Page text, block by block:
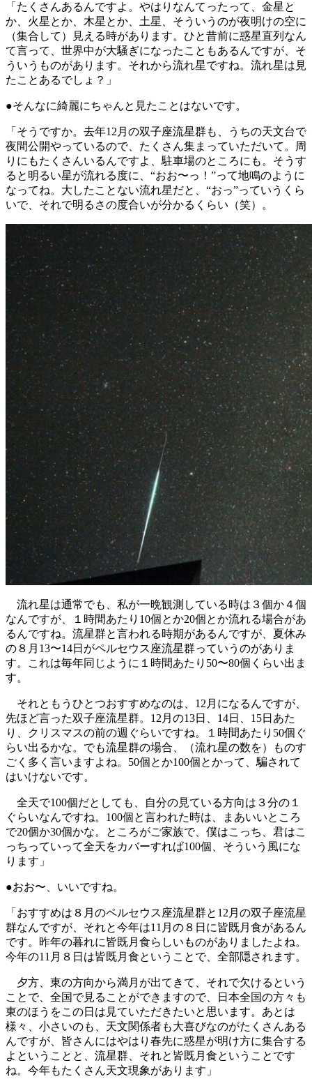
「たくさんあるんですよ。やはりなんてったって、金星と
か、火星とか、木星とか、土星、そういうのが夜明けの空に
（集合して）見える時があります。ひと昔前に惑星直列なん
て言って、世界中が大騒ぎになったこともあるんですが、そ
ういうものがあります。それから流れ星ですね。流れ星は見
たことあるでしょ？」
●そんなに綺麗にちゃんと見たことはないです。
「そうですか。去年12月の双子座流星群も、うちの天文台で
夜間公開やっているので、たくさん集まっていただいて。周
りにもたくさんいるんですよ、駐車場のところにも。そうす
ると明るい星が流れる度に、“おお〜っ！”って地鳴のように
なってね。大したことない流れ星だと、“おっ”っていうくら
いで、それで明るさの度合いが分かるくらい（笑）。
流れ星は通常でも、私が一晩観測している時は３個か４個
なんですが、１時間あたり10個とか20個とか流れる場合があ
るんですね。流星群と言われる時期があるんですが、夏休み
の８月13〜14日がペルセウス座流星群っていうのがありま
す。これは毎年同じように１時間あたり50〜80個くらい出ま
す。
それともうひとつおすすめなのは、12月になるんですが、
先ほど言った双子座流星群。12月の13日、14日、15日あた
り、クリスマスの前の週ぐらいですね。１時間あたり50個ぐ
らい出るかな。でも流星群の場合、（流れ星の数を）ものす
ごく多く言いますよね。50個とか100個とかって、騙されて
はいけないです。
全天で100個だとしても、自分の見ている方向は３分の１
ぐらいなんですね。100個と言われた時は、まあいいところ
で20個か30個かな。ところがご家族で、僕はこっち、君はこ
っちっていって全天をカバーすれば100個、そういう風にな
ります」
●おお〜、いいですね。
「おすすめは８月のペルセウス座流星群と12月の双子座流星
群なんですが、それと今年は11月の８日に皆既月食があるん
です。昨年の暮れに皆既月食らしいものがありましたよね。
今年の11月８日は皆既月食ということで、全部隠されます。
夕方、東の方向から満月が出てきて、それで欠けるという
ことで、全国で見ることができますので、日本全国の方々も
東のほうをこの日は見ていただきたいと思います。あとは
様々、小さいのも、天文関係者も大喜びなのがたくさんある
んですが、皆さんにはやはり春先に惑星が明け方に集合する
よということと、流星群、それと皆既月食ということです
ね。今年もたくさん天文現象があります」